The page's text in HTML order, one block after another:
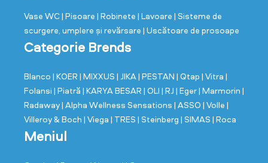
Vase WC| Pisoare | Robinete | Lavoare | Sisteme de
scurgere, umplere și revărsare | Uscătoare de prosoape
Categorie Brends
Blanco | KOER | MIXXUS | JIKA| PESTAN | Qtap | Vitra |
Folansi | Piatră | KARYA BESAR | OLI | RJ | Eger| Marmorin |
Radaway| Alpha Wellness Sensations | ASSO | Volle |
Villeroy & Boch | Viega | TRES | Steinberg | SIMAS | Roca
Meniul